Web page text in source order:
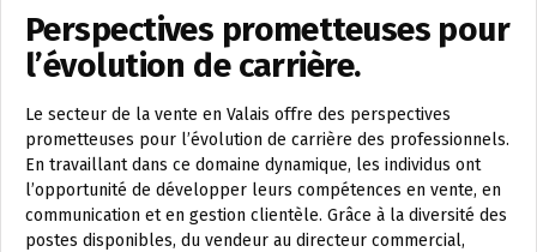
Perspectives prometteuses pour
l’évolution de carrière.
Le secteur de la vente en Valais offre des perspectives
prometteuses pour l’évolution de carrière des professionnels.
En travaillant dans ce domaine dynamique, les individus ont
l’opportunité de développer leurs compétences en vente, en
communication et en gestion clientèle. Grâce à la diversité des
postes disponibles, du vendeur au directeur commercial,